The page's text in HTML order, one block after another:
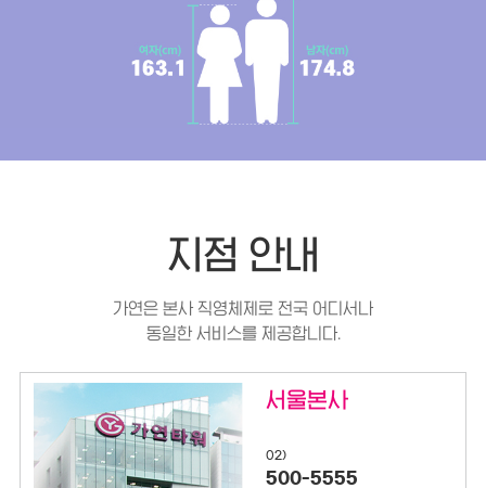
지점 안내
가연은 본사 직영체제로 전국 어디서나
동일한 서비스를 제공합니다.
서울본사
02)
500-5555